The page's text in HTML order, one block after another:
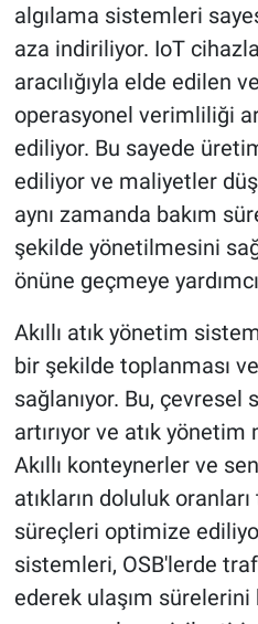
algılama sistemleri
aza indiriliyor. IoT
aracılığıyla elde edilen
operasyonel verimliliği
ediliyor. Bu sayede
ediliyor ve maliyetler
aynı zamanda bakım
şekilde yönetilmesini
önüne geçmeye
Akıllı atık yönetim
bir şekilde toplanması
sağlanıyor. Bu, çevresel
artırıyor ve atık
Akıllı konteynerler ve
atıkların doluluk
süreçleri optimize
sistemleri, OSB'lerde
ederek ulaşım sürelerini